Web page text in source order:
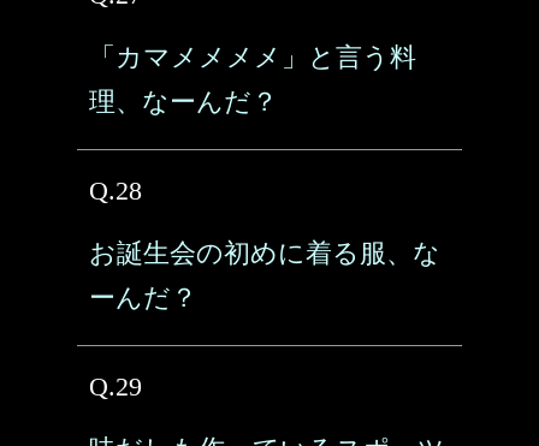
「カマメメメメ」と言う料
理、なーんだ？
Q.28
お誕生会の初めに着る服、な
ーんだ？
Q.29